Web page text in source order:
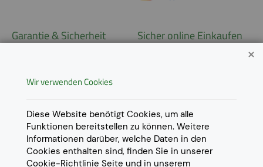
Garantie & Sicherheit
Datenschutz
Impressum
Cookie Einstellungen
Sicher online Einkaufen
Lieferungen in weitere Länder
gerne aufAnfrage
Wir verwenden Cookies
Diese Website benötigt Cookies, um alle
Funktionen bereitstellen zu können. Weitere
Informationen darüber, welche Daten in den
Cookies enthalten sind, finden Sie in unserer
Cookie-Richtlinie Seite und in unserem